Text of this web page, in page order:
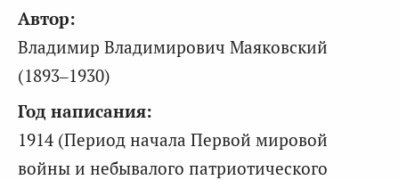
Автор:
Владимир Владимирович Маяковский
(1893–1930)
Год написания:
1914 (Период начала Первой мировой
войны и небывалого патриотического